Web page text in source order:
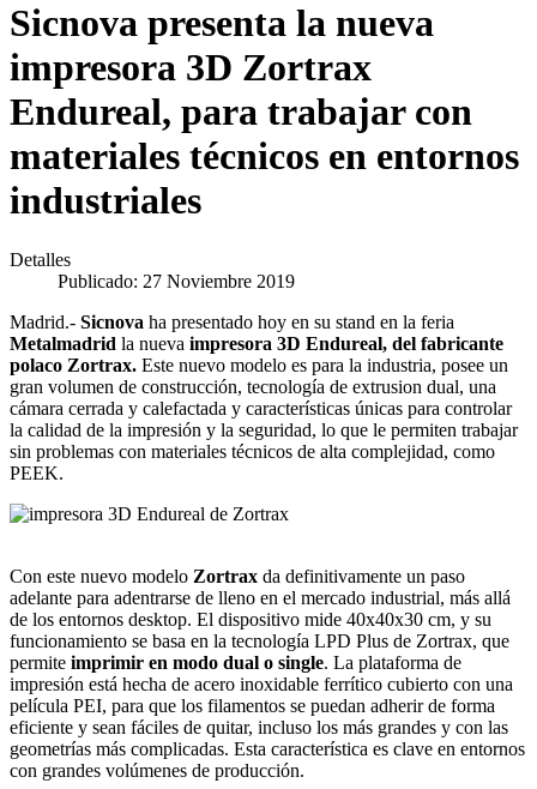
Sicnova presenta la nueva
impresora 3D Zortrax
Endureal, para trabajar con
materiales técnicos en entornos
industriales
Detalles
Publicado: 27 Noviembre 2019
Madrid.- Sicnova ha presentado hoy en su stand en la feria
Metalmadrid la nueva impresora 3D Endureal, del fabricante
polaco Zortrax. Este nuevo modelo es para la industria, posee un
gran volumen de construcción, tecnología de extrusion dual, una
cámara cerrada y calefactada y características únicas para controlar
la calidad de la impresión y la seguridad, lo que le permiten trabajar
sin problemas con materiales técnicos de alta complejidad, como
PEEK.
Con este nuevo modelo Zortrax da definitivamente un paso
adelante para adentrarse de lleno en el mercado industrial, más allá
de los entornos desktop. El dispositivo mide 40x40x30 cm, y su
funcionamiento se basa en la tecnología LPD Plus de Zortrax, que
permite imprimir en modo dual o single. La plataforma de
impresión está hecha de acero inoxidable ferrítico cubierto con una
película PEI, para que los filamentos se puedan adherir de forma
eficiente y sean fáciles de quitar, incluso los más grandes y con las
geometrías más complicadas. Esta característica es clave en entornos
con grandes volúmenes de producción.